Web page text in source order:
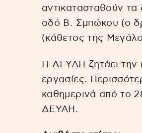
αντικατασταθούν
οδό Β. Σμπώκου (ο
(κάθετος της
Η ΔΕΥΑΗ ζητάει την
εργασίες.
καθημερινά από το
ΔΕΥΑΗ.